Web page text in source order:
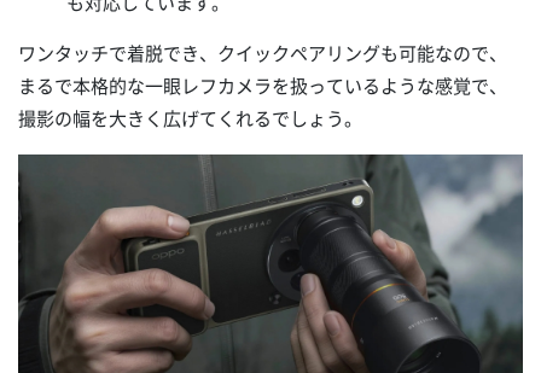
ワンタッチで着脱でき、クイックペアリングも可能なので、
まるで本格的な一眼レフカメラを扱っているような感覚で、
撮影の幅を大きく広げてくれるでしょう。